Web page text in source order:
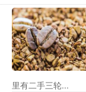
里有二手三轮...